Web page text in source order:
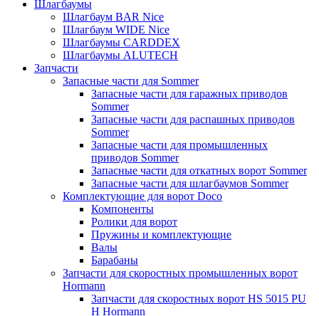
Шлагбаумы
Шлагбаум BAR Nice
Шлагбаум WIDE Nice
Шлагбаумы CARDDEX
Шлагбаумы ALUTECH
Запчасти
Запасные части для Sommer
Запасные части для гаражных приводов
Sommer
Запасные части для распашных приводов
Sommer
Запасные части для промышленных
приводов Sommer
Запасные части для откатных ворот Sommer
Запасные части для шлагбаумов Sommer
Комплектующие для ворот Doco
Компоненты
Ролики для ворот
Пружины и комплектующие
Валы
Барабаны
Запчасти для скоростных промышленных ворот
Hormann
Запчасти для скоростных ворот HS 5015 PU
H Hormann